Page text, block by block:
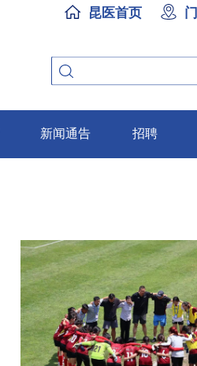
昆医首页
新闻通告 招聘